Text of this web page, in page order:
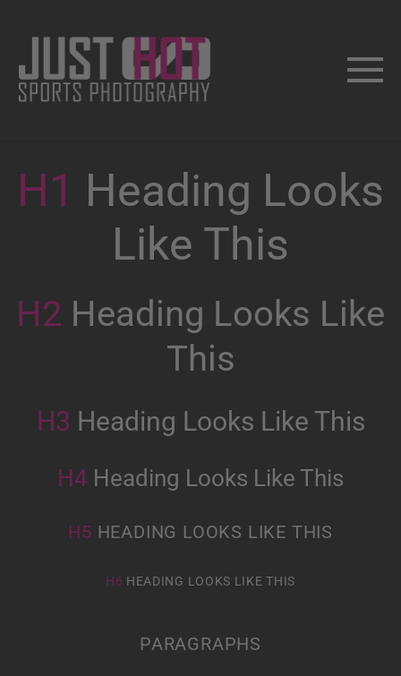
H1 Heading Looks
Like This
H2 Heading Looks Like
This
H3 Heading Looks Like This
H4 Heading Looks Like This
H5 HEADING LOOKS LIKE THIS
H6 HEADING LOOKS LIKE THIS
PARAGRAPHS